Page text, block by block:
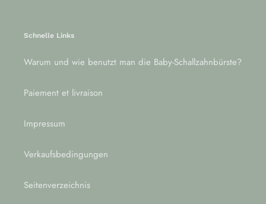
Schnelle Links
Warum und wie benutzt man die Baby-Schallzahnbürste?
Paiement et livraison
Impressum
Verkaufsbedingungen
Seitenverzeichnis